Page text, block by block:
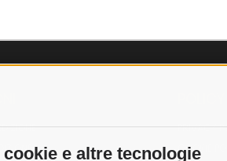
e altre tecnologie
PRIVACY
COOKIE